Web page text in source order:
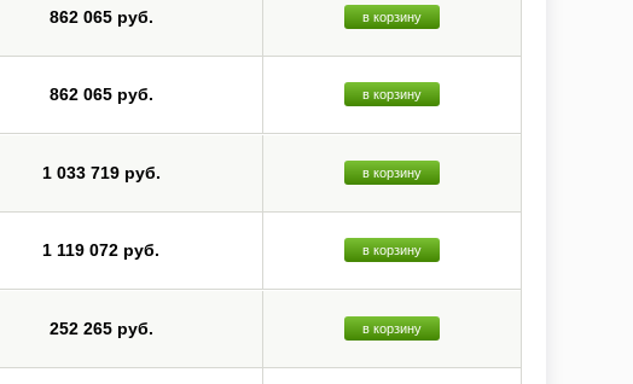
862 065 руб. в корзину
862 065 руб. в корзину
1 033 719 руб. в корзину
1 119 072 руб. в корзину
252 265 руб. в корзину